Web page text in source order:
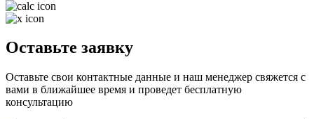
Оставьте заявку
Оставьте свои контактные данные и наш менеджер свяжется с
вами в ближайшее время и проведет бесплатную
консультацию